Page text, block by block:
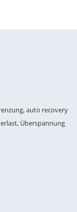
auto recovery
Überspannung